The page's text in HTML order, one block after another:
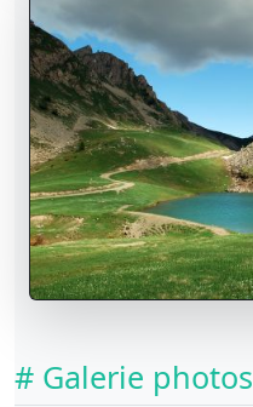
# Galerie photos